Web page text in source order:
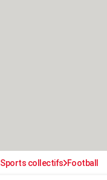
Sports collectifs Football